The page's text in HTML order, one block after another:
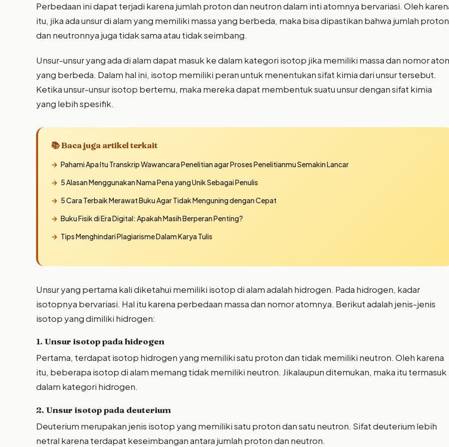
Perbedaan ini dapat terjadi karena jumlah proton dan neutron dalam inti atomnya bervariasi. Oleh
itu, jika ada unsur di alam yang memiliki massa yang berbeda, maka bisa dipastikan bahwa jumlah proton
dan neutronnya juga tidak sama atau tidak seimbang.
Unsur-unsur yang ada di alam dapat masuk ke dalam kategori isotop jika memiliki massa dan nomor
yang berbeda. Dalam hal ini, isotop memiliki peran untuk menentukan sifat kimia dari unsur tersebut.
Ketika unsur-unsur isotop bertemu, maka mereka dapat membentuk suatu unsur dengan sifat kimia
yang lebih spesifik.
📚 Baca juga artikel terkait
Pahami Apa Itu Transkrip Wawancara Penelitian agar Proses Penelitianmu Semakin Lancar
5 Alasan Menggunakan Nama Pena yang Unik Sebagai Penulis
5 Cara Terbaik Merawat Buku Agar Tidak Menguning dengan Cepat
Buku Fisik di Era Digital: Apakah Masih Berperan Penting?
Tips Menghindari Plagiarisme Dalam Karya Tulis
Unsur yang pertama kali diketahui memiliki isotop di alam adalah hidrogen. Pada hidrogen, kadar
isotopnya bervariasi. Hal itu karena perbedaan massa dan nomor atomnya. Berikut adalah jenis-jenis
isotop yang dimiliki hidrogen:
1. Unsur isotop pada hidrogen
Pertama, terdapat isotop hidrogen yang memiliki satu proton dan tidak memiliki neutron. Oleh karena
itu, beberapa isotop di alam memang tidak memiliki neutron. Jikalaupun ditemukan, maka itu termasuk
dalam kategori hidrogen.
2. Unsur isotop pada deuterium
Deuterium merupakan jenis isotop yang memiliki satu proton dan satu neutron. Sifat deuterium lebih
netral karena terdapat keseimbangan antara jumlah proton dan neutron.